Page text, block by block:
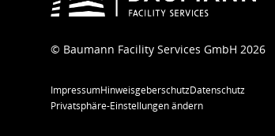
© Baumann Facility Services GmbH 2026
ImpressumHinweisgeberschutzDatenschutz
Privatsphäre-Einstellungen ändern